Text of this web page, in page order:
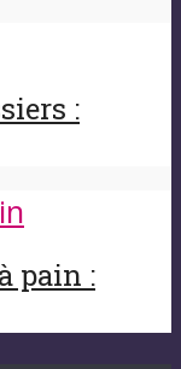
:
pain :